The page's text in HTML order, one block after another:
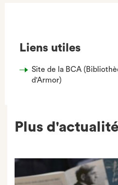
Liens utiles
Site de la BCA
d'Armor)
Plus d'actualité